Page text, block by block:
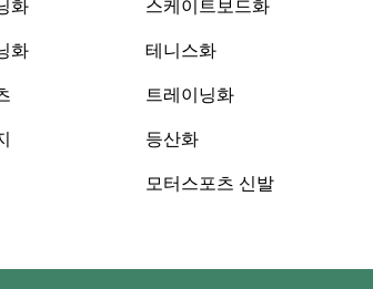
화
화
스케이트보드화
테니스화
트레이닝화
등산화
모터스포츠 신발